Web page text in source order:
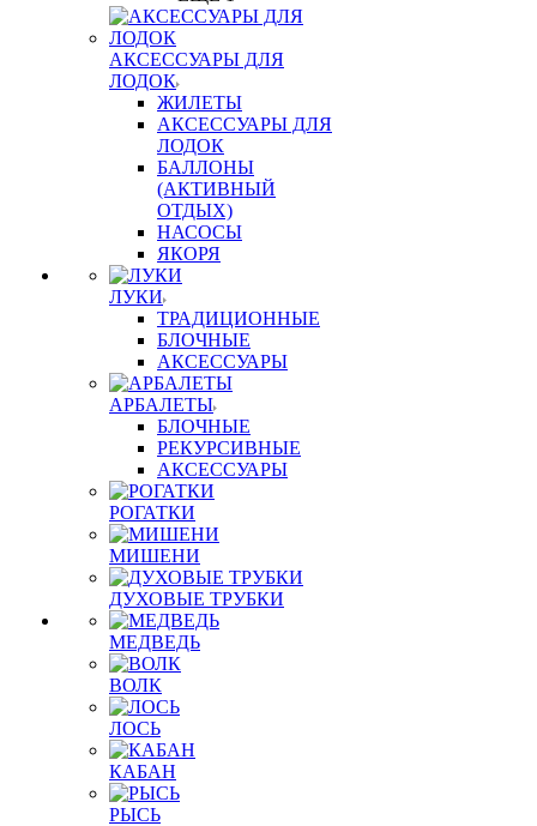
АКСЕССУАРЫ ДЛЯ
ЛОДОК
ЖИЛЕТЫ
АКСЕССУАРЫ ДЛЯ
ЛОДОК
БАЛЛОНЫ
(АКТИВНЫЙ
ОТДЫХ)
НАСОСЫ
ЯКОРЯ
ЛУКИ
ТРАДИЦИОННЫЕ
БЛОЧНЫЕ
АКСЕССУАРЫ
АРБАЛЕТЫ
БЛОЧНЫЕ
РЕКУРСИВНЫЕ
АКСЕССУАРЫ
РОГАТКИ
МИШЕНИ
ДУХОВЫЕ ТРУБКИ
МЕДВЕДЬ
ВОЛК
ЛОСЬ
КАБАН
РЫСЬ